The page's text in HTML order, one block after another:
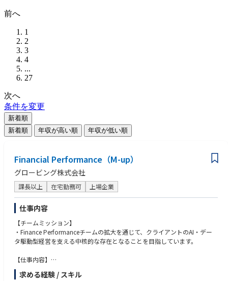
前へ
1
2
3
4
...
27
次へ
条件を変更
新着順
新着順
年収が高い順 年収が低い順
Financial Performance（M-up）
グロービング株式会社
課長以上 在宅勤務可 上場企業
仕事内容
【チームミッション】
・Finance Performanceチームの拡大を通じて、クライアントのAI・デー
タ駆動型経営を支える中核的な存在となることを目指しています。
【仕事内容】
・AI&データ駆動型経営基盤の確立を主戦場にした、クライアントに対す
る以下の貢献
求める経験 / スキル